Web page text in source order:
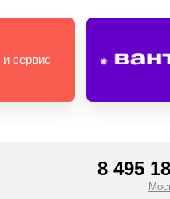
и сервис
8 495